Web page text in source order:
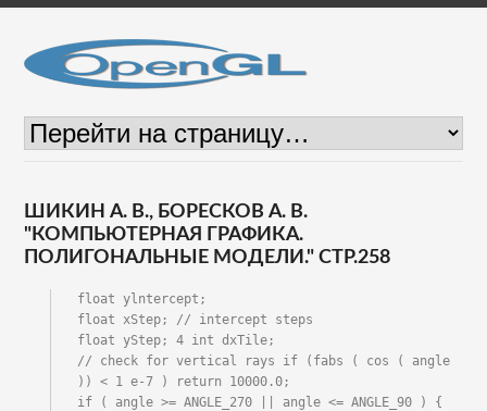
ШИКИН А. В., БОРЕСКОВ А. В.
"КОМПЬЮТЕРНАЯ ГРАФИКА.
ПОЛИГОНАЛЬНЫЕ МОДЕЛИ." СТР.258
float ylntercept;
float xStep; // intercept steps
float yStep; 4 int dxTile;
// check for vertical rays if (fabs ( cos ( angle
)) < 1 e-7 ) return 10000.0;
if ( angle >= ANGLE_270 || angle <= ANGLE_90 ) {